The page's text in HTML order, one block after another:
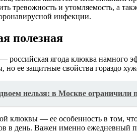
тревожность и утомляемость, а
инфекции.
полезная
российская ягода клюква намного
ее защитные свойства гораздо
нельзя: в Москве ограничили
клюквы — ее особенность в том,
в день. Важен именно ежедневный